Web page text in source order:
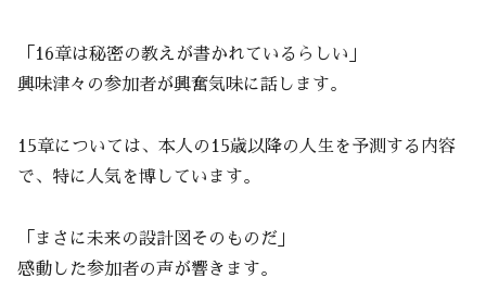
「16章は秘密の教えが書かれているらしい」
興味津々の参加者が興奮気味に話します。
15章については、本人の15歳以降の人生を予測する内容
で、特に人気を博しています。
「まさに未来の設計図そのものだ」
感動した参加者の声が響きます。